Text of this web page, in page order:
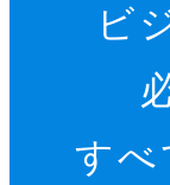
ビ
すべ